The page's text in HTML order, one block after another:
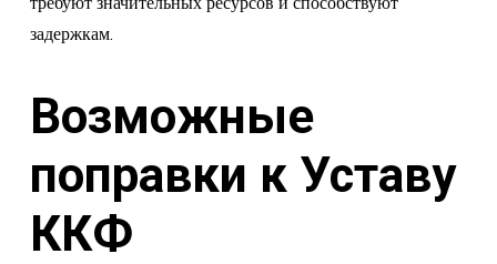
задержкам.
Возможные
поправки к Уставу
ККФ